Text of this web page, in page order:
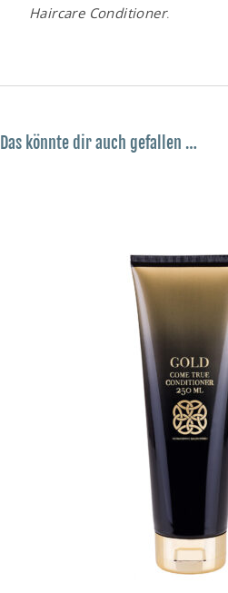
Haircare Conditioner.
Das könnte dir auch gefallen …